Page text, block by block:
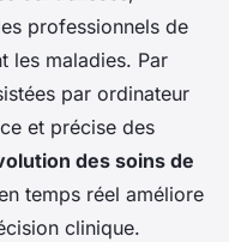
professionnels de
les maladies. Par
par ordinateur
et précise des
des soins de
temps réel améliore
clinique.